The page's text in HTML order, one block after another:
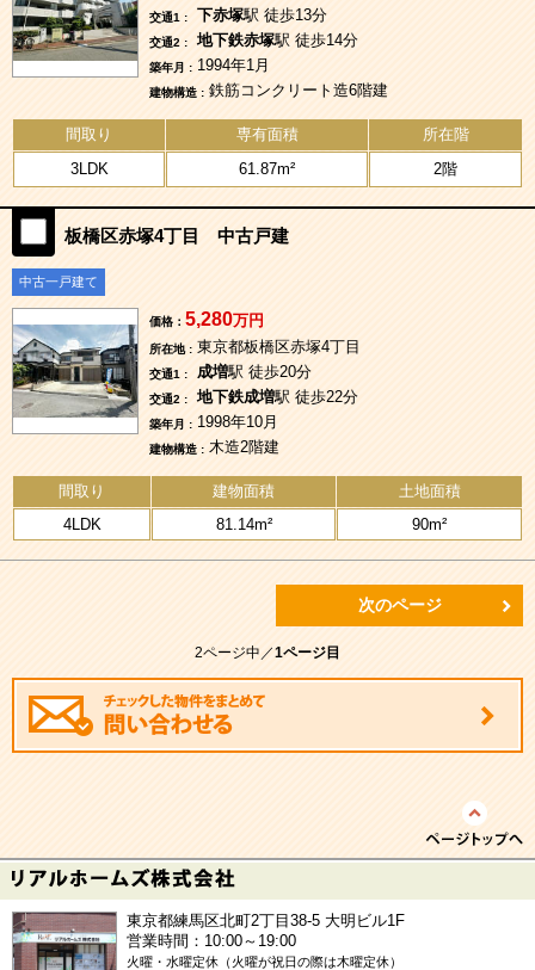
交通1 : 下赤塚駅 徒歩13分
交通2 : 地下鉄赤塚駅 徒歩14分
築年月 : 1994年1月
建物構造 : 鉄筋コンクリート造6階建
間取り 専有面積
所在階
3LDK
61.87m² 2階
板橋区赤塚4丁目 中古戸建
中古一戸建て
価格： 5,280万円
所在地 : 東京都板橋区赤塚4丁目
交通1 : 成増駅 徒歩20分
交通2 : 地下鉄成増駅 徒歩22分
築年月 : 1998年10月
建物構造 : 木造2階建
間取り 建物面積
土地面積
4LDK
81.14m² 90m²
次のページ
2ページ中／1ページ目
東京都練馬区北町2丁目38-5 大明ビル1F
営業時間：10:00～19:00
火曜・水曜定休（火曜が祝日の際は木曜定休）